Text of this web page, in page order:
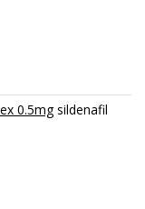
0.5mgsildenafil